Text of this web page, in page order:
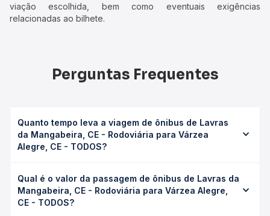
viação escolhida, bem como eventuais exigências
relacionadas ao bilhete.
Perguntas Frequentes
Quanto tempo leva a viagem de ônibus de Lavras
da Mangabeira, CE - Rodoviária para Várzea
Alegre, CE - TODOS?
Rodoviária para Várzea Alegre, CE - TODOS leva em
média 0 horas, podendo variar conforme a viação, o tipo
de serviço (convencional, executivo ou leito) e as
Qual é o valor da passagem de ônibus de Lavras da
Mangabeira, CE - Rodoviária para Várzea Alegre,
CE - TODOS?